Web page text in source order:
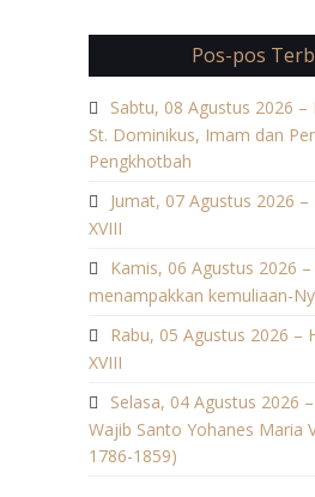
Pos-pos
Sabtu, 08 Agustus 2026 –
St. Dominikus, Imam dan
Pengkhotbah
Jumat, 07 Agustus 2026
XVIII
Kamis, 06 Agustus 2026
menampakkan kemuliaan-
Rabu, 05 Agustus 2026 –
XVIII
Selasa, 04 Agustus 2026
Wajib Santo Yohanes Maria
1786-1859)